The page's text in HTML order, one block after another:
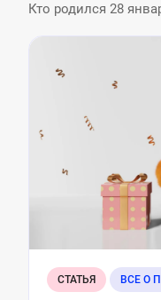
Кто родился 28
СТАТЬЯ ВСЕ О